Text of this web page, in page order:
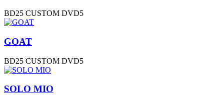
BD25 CUSTOM DVD5
GOAT
BD25 CUSTOM DVD5
SOLO MIO